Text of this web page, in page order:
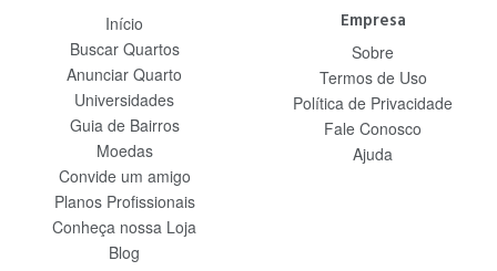
Início
Buscar Quartos
Anunciar Quarto
Universidades
Guia de Bairros
Moedas
Convide um amigo
Planos Profissionais
Conheça nossa Loja
Blog
Empresa
Sobre
Termos de Uso
Política de Privacidade
Fale Conosco
Ajuda